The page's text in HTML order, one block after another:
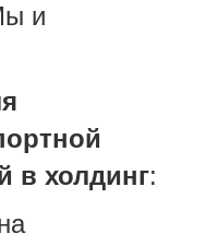
и
в холдинг: